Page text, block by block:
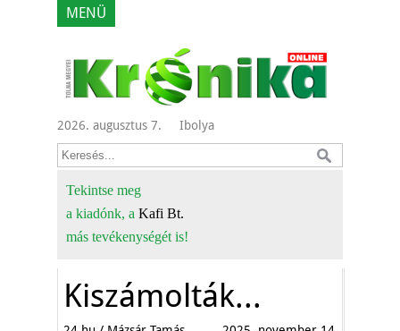
MENÜ
2026. augusztus 7. Ibolya
Tekintse meg
a kiadónk, a Kafi Bt.
más tevékenységét is!
Kiszámolták...